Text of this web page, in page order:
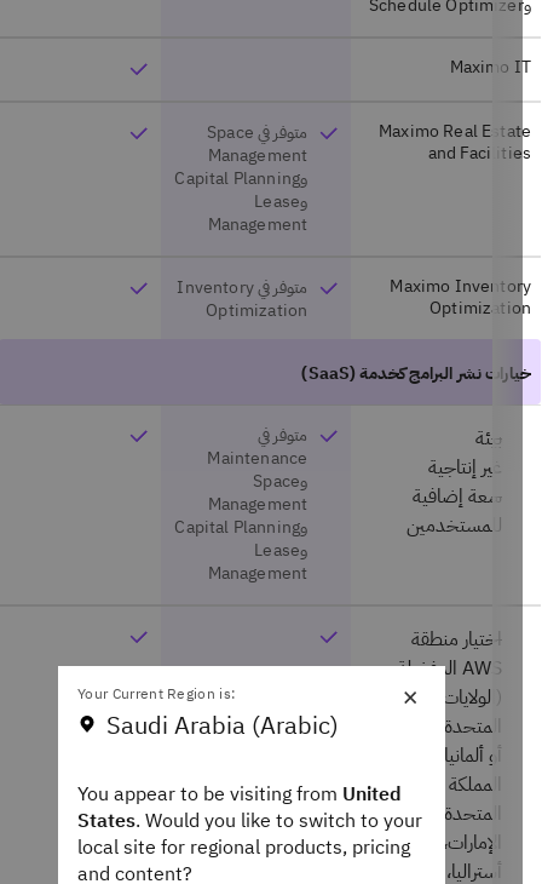
Maximo
Maximo Real
and
متوفر في Space
Management
وCapital Planning
وLease
Management
Maximo
متوفر في Inventory
Optimization
بيئة
غير إنتاجية
سعة إضافية
للمستخدمين
متوفر في
Maintenance
وSpace
Management
وCapital Planning
وLease
Management
اختيار منطقة
AWS المفضلة
(الولايات
المتحدة، أو كندا،
أو ألمانيا، أو
المملكة
المتحدة، أو
الإمارات، أو
أستراليا، أو الهند،
Your Current Region is:
Saudi Arabia (Arabic)
You appear to be visiting fromUnited
States. Would you like to switch to your
local site for regional products, pricing
and content?